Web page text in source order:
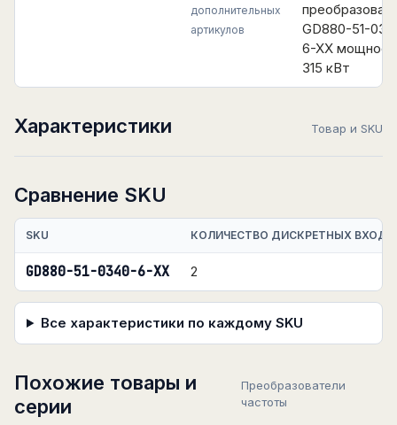
дополнительных
артикулов
GD880-51-
6-XX
315 кВт
Характеристики Товар и SKU
Сравнение SKU
SKU КОЛИЧЕСТВО ДИСКРЕТНЫХ
GD880-51-0340-6-XX 2
Все характеристики по каждому SKU
Похожие товары и
серии
Преобразователи
частоты